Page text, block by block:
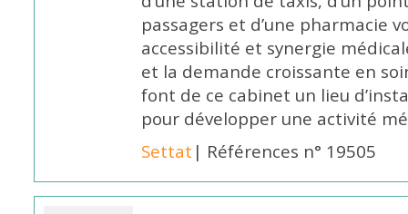
passagers et d’une pharmacie
accessibilité et synergie
et la demande croissante en
font de ce cabinet un lieu
pour développer une activité
Settat | Références n° 19505